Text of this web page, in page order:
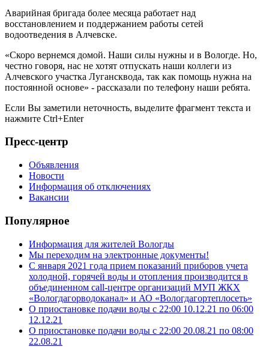
Аварийная бригада более месяца работает над
восстановлением и поддержанием работы сетей
водоотведения в Алчевске.
«Скоро вернемся домой. Наши силы нужны и в Вологде. Но,
честно говоря, нас не хотят отпускать наши коллеги из
Алчевского участка Лугансквода, так как помощь нужна на
постоянной основе» - рассказали по телефону наши ребята.
Если Вы заметили неточность, выделите фрагмент текста и
нажмите Ctrl+Enter
Пресс-центр
Объявления
Новости
Информация об отключениях
Вакансии
Популярное
Информация для жителей Вологды
Мы переходим на электронные документы!
С января 2021 года прием показаний приборов учета
холодной, горячей воды и отопления производится в
объединенном call-центре организаций МУП ЖКХ
«Вологдагорводоканал» и АО «Вологдагортеплосеть»
О приостановке подачи воды с 22:00 10.12.21 по 06:00
12.12.21
О приостановке подачи воды с 22:00 20.08.21 по 08:00
22.08.21